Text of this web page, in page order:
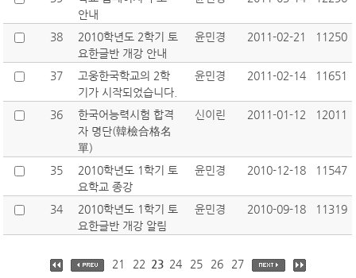
안내
38
2010학년도 2학기 토
요한글반 개강 안내
윤민경 2011-02-21 11250
37
고웅한국학교의 2학
기가 시작되었습니다.
윤민경 2011-02-14 11651
36
한국어능력시험 합격
자 명단(韓檢合格名
單)
신이린 2011-01-12 12011
35
2010학년도 1학기 토
요학교 종강
윤민경 2010-12-18 11547
34
2010학년도 1학기 토
요한글반 개강 알림
윤민경 2010-09-18 11319
21 22 23 24 25 26 27